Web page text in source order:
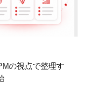
の視点で整理す